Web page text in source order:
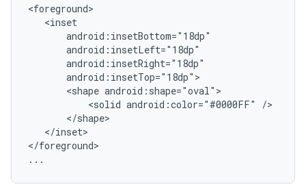
<shape
<solid android:color="#0000FF"
</inset>
</foreground>
...